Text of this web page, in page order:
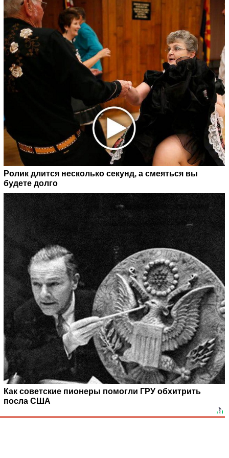
Ролик длится несколько секунд, а смеяться вы
будете долго
Как советские пионеры помогли ГРУ обхитрить
посла США